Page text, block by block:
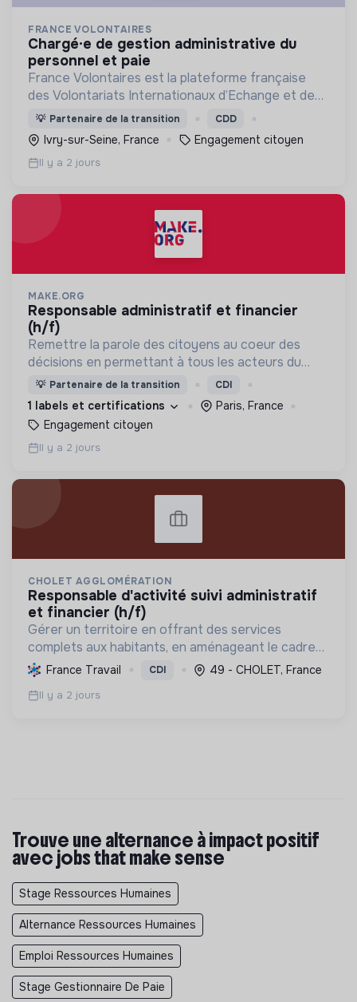
FRANCE VOLONTAIRES
chargé·e de gestion administrative du
personnel et paie
France Volontaires est la plateforme française
des Volontariats Internationaux d’Echange et de
Solidarité.
💡 Partenaire de la transition CDD
Ivry-sur-Seine, France Engagement citoyen
Il y a 2 jours
MAKE.ORG
responsable administratif et financier
(h/f)
Remettre la parole des citoyens au coeur des
décisions en permettant à tous les acteurs du
changement (citoyens, entreprises, institutions..)
de collaborer grâce à une plateforme numérique
💡 Partenaire de la transition CDI
1 labels et certifications
Paris, France
Engagement citoyen
Il y a 2 jours
CHOLET AGGLOMÉRATION
responsable d'activité suivi administratif
et financier (h/f)
Gérer un territoire en offrant des services
complets aux habitants, en aménageant le cadre
de vie et en promouvant une transition écologique
et sociale durable, via des politiques ambitieuses.
France Travail CDI 49 - CHOLET, France
Il y a 2 jours
Trouve une alternance à impact positif
avec jobs that make sense
Stage Ressources Humaines
Alternance Ressources Humaines
Emploi Ressources Humaines
Stage Gestionnaire De Paie